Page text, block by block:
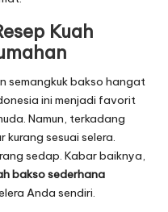
Kuah
semangkuk bakso hangat
ini menjadi favorit
Namun, terkadang
kurang sesuai selera.
sedap. Kabar baiknya,
bakso sederhana
Anda sendiri.